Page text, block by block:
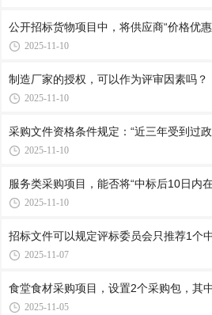
公开招标货物项目中，将供应商“价格优
2025-11-10
制造厂家的授权，可以作为评审因素吗？
2025-11-10
采购文件资格条件规定：“近三年受到过
2025-11-10
服务类采购项目，能否将“中标后10日内
2025-11-10
招标文件可以规定评标委员会只推荐1个
2025-11-07
食堂食材采购项目，设置2个采购包，其
2025-11-05